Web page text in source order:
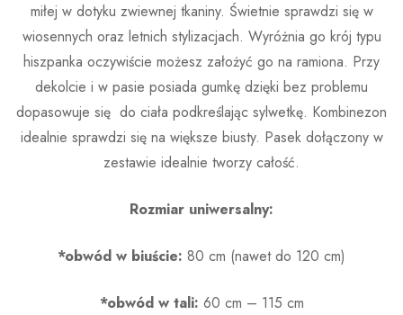
miłej w dotyku zwiewnej tkaniny. Świetnie sprawdzi się w
wiosennych oraz letnich stylizacjach. Wyróżnia go krój typu
hiszpanka oczywiście możesz założyć go na ramiona. Przy
dekolcie i w pasie posiada gumkę dzięki bez problemu
dopasowuje się do ciała podkreślając sylwetkę. Kombinezon
idealnie sprawdzi się na większe biusty. Pasek dołączony w
zestawie idealnie tworzy całość.
Rozmiar uniwersalny:
*obwód w biuście: 80 cm (nawet do 120 cm)
*obwód w tali: 60 cm – 115 cm